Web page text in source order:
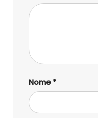
Nome *